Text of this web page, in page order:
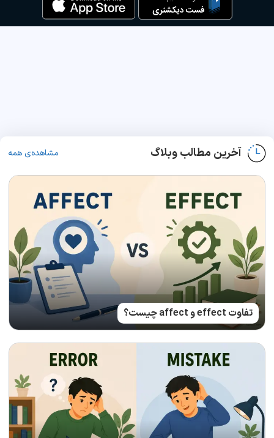
آخرین مطالب وبلاگ مشاهده‌ی همه
تفاوت effect و affect چیست؟